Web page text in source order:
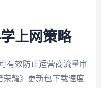
上网策略
有效防止运营商流量审
荣耀》更新包下载速度